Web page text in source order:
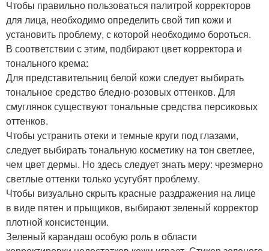
Чтобы правильно пользоваться палитрой корректоров
для лица, необходимо определить свой тип кожи и
установить проблему, с которой необходимо бороться.
В соответствии с этим, подбирают цвет корректора и
тонального крема:
Для представительниц белой кожи следует выбирать
тональное средство бледно-розовых оттенков. Для
смуглянок существуют тональные средства персиковых
оттенков.
Чтобы устранить отеки и темные круги под глазами,
следует выбирать тональную косметику на тон светлее,
чем цвет дермы. Но здесь следует знать меру: чрезмерно
светлые оттенки только усугубят проблему.
Чтобы визуально скрыть красные раздражения на лице
в виде пятен и прыщиков, выбирают зеленый корректор
плотной консистенции.
Зеленый карандаш особую роль в области